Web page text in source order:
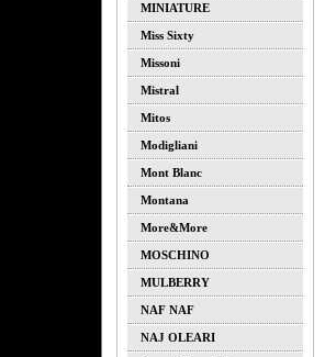
MINIATURE
Miss Sixty
Missoni
Mistral
Mitos
Modigliani
Mont Blanc
Montana
More&more
MOSCHINO
MULBERRY
NAF NAF
NAJ OLEARI